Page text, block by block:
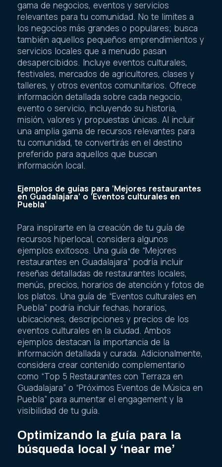
gama de negocios, eventos y servicios
relevantes para tu comunidad. No te limites a
los negocios más grandes o populares; busca
también aquellos pequeños emprendimientos y
servicios locales que a menudo pasan
desapercibidos. Incluye eventos culturales,
festivales, mercados de agricultores, clases y
talleres, y otros eventos comunitarios. Ofrece
información detallada sobre cada negocio,
evento o servicio, incluyendo su historia,
misión, valores y propuestas únicas. Al incluir
una amplia gama de recursos relevantes para
tu comunidad, te convertirás en el destino
preferido para aquellos que buscan
información local.
Ejemplos de guías para ‘Mejores restaurantes
en Guadalajara’ o ‘Eventos culturales en
Puebla’
Para inspirarte en la creación de tu guía de
recursos hiperlocal, considera algunos
ejemplos exitosos. Una guía de “Mejores
restaurantes en Guadalajara” podría incluir
reseñas detalladas de restaurantes locales,
menús, precios, horarios de atención y fotos de
los platos. Una guía de “Eventos culturales en
Puebla” podría incluir fechas, horarios,
ubicaciones, descripciones y precios de los
eventos culturales en la ciudad. Ambos
ejemplos destacan la importancia de la
información detallada y curada. Adicionalmente,
considera crear contenido complementario
como “Top 5 Restaurantes con Terraza en
Guadalajara” o “Próximos Eventos de Música en
Puebla” para aumentar el engagement y la
visibilidad de tu guía.
Optimizando la guía para la
búsqueda local y ‘near me’